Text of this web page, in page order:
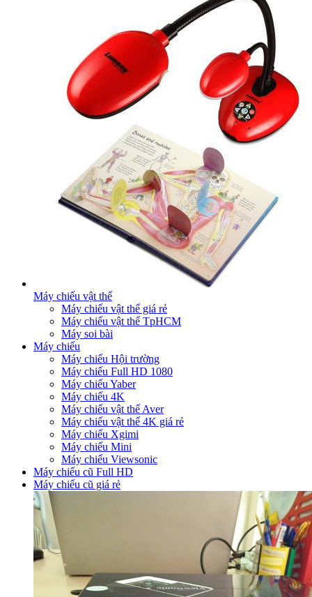
Máy chiếu vật thể
Máy chiếu vật thể giá rẻ
Máy chiếu vật thể TpHCM
Máy soi bài
Máy chiếu
Máy chiếu Hội trường
Máy chiếu Full HD 1080
Máy chiếu Yaber
Máy chiếu 4K
Máy chiếu vật thể Aver
Máy chiếu vật thể 4K giá rẻ
Máy chiếu Xgimi
Máy chiếu Mini
Máy chiếu Viewsonic
Máy chiếu cũ Full HD
Máy chiếu cũ giá rẻ